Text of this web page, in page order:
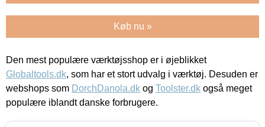
Køb nu »
Den mest populære værktøjsshop er i øjeblikket
Globaltools.dk, som har et stort udvalg i værktøj. Desuden er
webshops som DorchDanola.dk og Toolster.dk også meget
populære iblandt danske forbrugere.